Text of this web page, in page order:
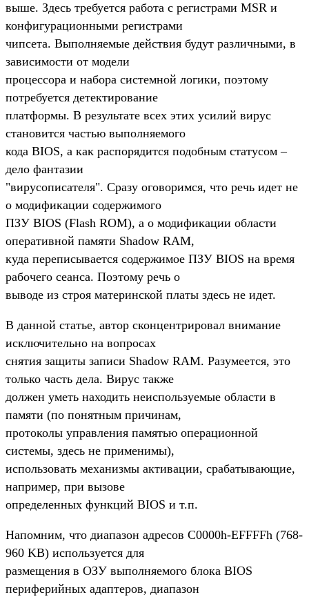
выше. Здесь требуется работа с регистрами MSR и
конфигурационными регистрами
чипсета. Выполняемые действия будут различными, в
зависимости от модели
процессора и набора системной логики, поэтому
потребуется детектирование
платформы. В результате всех этих усилий вирус
становится частью выполняемого
кода BIOS, а как распорядится подобным статусом –
дело фантазии
"вирусописателя". Сразу оговоримся, что речь идет не
о модификации содержимого
ПЗУ BIOS (Flash ROM), а о модификации области
оперативной памяти Shadow RAM,
куда переписывается содержимое ПЗУ BIOS на время
рабочего сеанса. Поэтому речь о
выводе из строя материнской платы здесь не идет.
В данной статье, автор сконцентрировал внимание
исключительно на вопросах
снятия защиты записи Shadow RAM. Разумеется, это
только часть дела. Вирус также
должен уметь находить неиспользуемые области в
памяти (по понятным причинам,
протоколы управления памятью операционной
системы, здесь не применимы),
использовать механизмы активации, срабатывающие,
например, при вызове
определенных функций BIOS и т.п.
Напомним, что диапазон адресов C0000h-EFFFFh (768-
960 KB) используется для
размещения в ОЗУ выполняемого блока BIOS
периферийных адаптеров, диапазон